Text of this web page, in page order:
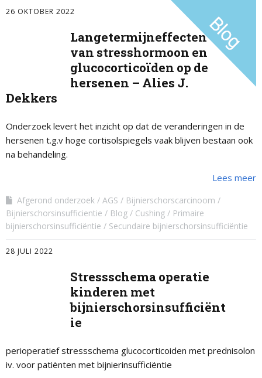
26 OKTOBER 2022
Langetermijneffecten
van stresshormoon en
glucocorticoïden op de
hersenen – Alies J.
Dekkers
Onderzoek levert het inzicht op dat de veranderingen in de
hersenen t.g.v hoge cortisolspiegels vaak blijven bestaan ook
na behandeling.
Lees meer
Afgerond onderzoek AGS
Bijnierschorscarcinoom
Bijnierschorsinsufficientie
Blog Cushing
Primaire
bijnierschorsinsufficiëntie
Secundaire bijnierschorsinsufficiëntie
28 JULI 2022
Stressschema operatie
kinderen met
bijnierschorsinsufficiënt
ie
perioperatief stressschema glucocorticoiden met prednisolon
iv. voor patiënten met bijnierinsufficiëntie